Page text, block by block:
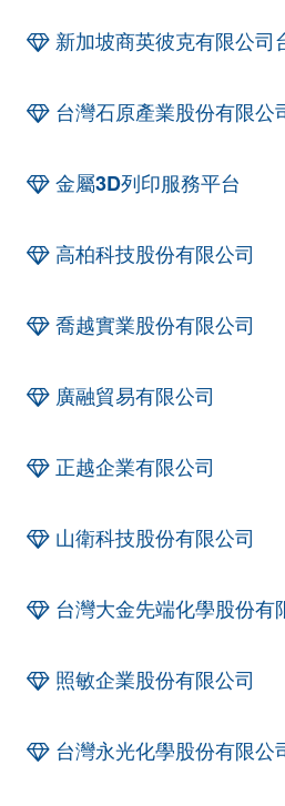
新加坡商英彼克有限公司
台灣石原產業股份有限公
金屬3D列印服務平台
高柏科技股份有限公司
喬越實業股份有限公司
廣融貿易有限公司
正越企業有限公司
山衛科技股份有限公司
台灣大金先端化學股份有
照敏企業股份有限公司
台灣永光化學股份有限公